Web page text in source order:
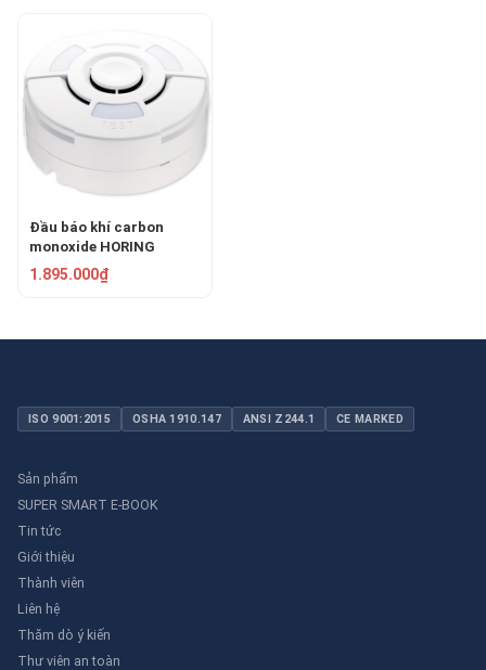
Đầu báo khí carbon
monoxide HORING
NDKB1
1.895.000₫
ISO 9001:2015 OSHA 1910.147 ANSI Z244.1 CE MARKED
Sản phẩm
SUPER SMART E-BOOK
Tin tức
Giới thiệu
Thành viên
Liên hệ
Thăm dò ý kiến
Thư viên an toàn